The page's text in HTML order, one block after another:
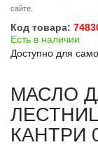
сайте.
Код товара:
Есть в наличии
Доступно для
МАСЛО
ЛЕСТНИЦ
КАНТРИ